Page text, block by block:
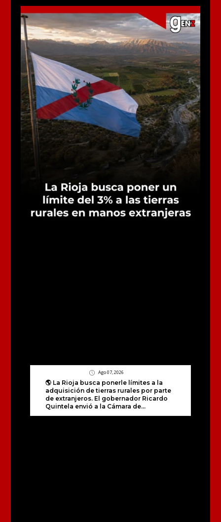
Ago 07, 2026
🌎 La Rioja busca ponerle límites a la
adquisición de tierras rurales por parte
de extranjeros. El gobernador Ricardo
Quintela envió a la Cámara de...